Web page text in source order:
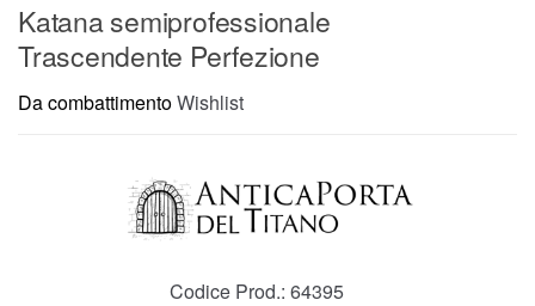
Katana semiprofessionale
Trascendente Perfezione
Da combattimentoWishlist
Codice Prod.: 64395